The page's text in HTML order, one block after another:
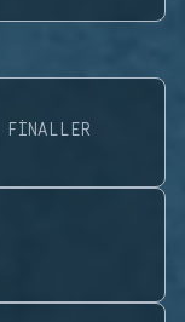
FINALLER